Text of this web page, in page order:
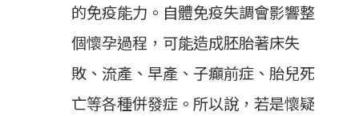
的免疫能力。自體免疫失調會影響整
個懷孕過程，可能造成胚胎著床失
敗、流產、早產、子癲前症、胎兒死
亡等各種併發症。所以說，若是懷疑